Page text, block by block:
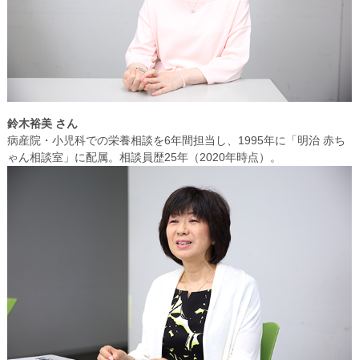
鈴木裕美 さん
病産院・小児科での栄養相談を6年間担当し、1995年に「明治 赤ち
ゃん相談室」に配属。相談員歴25年（2020年時点）。